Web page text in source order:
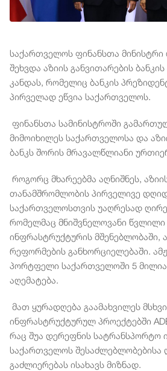
საქართველოს ფინანსთა მინისტრი
შეხვდა აზიის განვითარების
კანდას, რომელიც ბანკის
პირველად ეწვია საქართველოს.
ფინანსთა სამინისტროში
მიმოიხილეს საქართველოსა და
ბანკს შორის მრავალწლიანი
როგორც მხარეებმა აღნიშნეს,
თანამშრომლობის პირველივე
საქართველოსთვის უაღრესად
რომელმაც მნიშვნელოვანი
ინფრასტრუქტურის მშენებლობაში,
რეფორმების განხორციელებაში.
პორტფელი საქართველოში 5
აღემატება.
მათ ყურადღება გაამახვილეს
ინფრასტრუქტურულ პროექტებში
რაც შუა დერეფნის სატრანსპორტო
საქართველოს შესაძლებლობებისა
გაძლიერებას ისახავს მიზნად.